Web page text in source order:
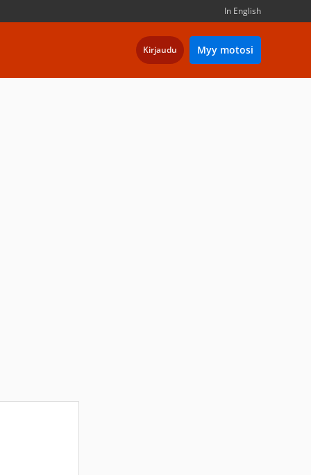
In English
Kirjaudu Myy motosi